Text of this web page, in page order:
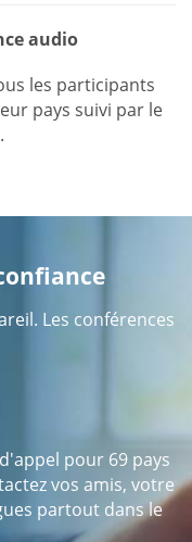
audio
les participants
pays suivi par le
Les conférences
pour 69 pays
vos amis, votre
partout dans le